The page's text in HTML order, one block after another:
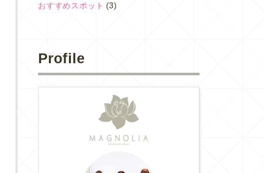
おすすめスポット (3)
Profile